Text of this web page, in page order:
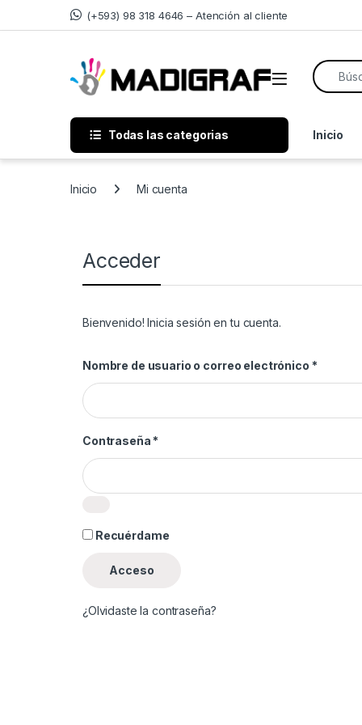
Skip to navigation
Skip to content (+593) 98 318 4646 – Atención al cliente
Search
Todas las categorias Inicio
Inicio Mi cuenta
Acceder
Bienvenido! Inicia sesión en tu cuenta.
Nombre de usuario o correo electrónico *
Contraseña *
Recuérdame
Acceso
¿Olvidaste la contraseña?